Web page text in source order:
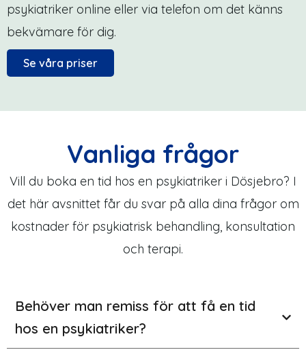
psykiatriker online eller via telefon om det känns
bekvämare för dig.
Se våra priser
Vanliga frågor
Vill du boka en tid hos en psykiatriker i Dösjebro? I
det här avsnittet får du svar på alla dina frågor om
kostnader för psykiatrisk behandling, konsultation
och terapi.
Behöver man remiss för att få en tid
hos en psykiatriker?